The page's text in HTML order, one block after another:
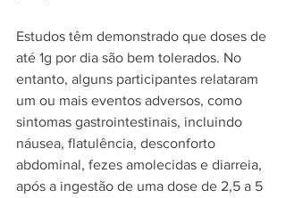
Estudos têm demonstrado que doses de
até 1g por dia são bem tolerados. No
entanto, alguns participantes relataram
um ou mais eventos adversos, como
sintomas gastrointestinais, incluindo
náusea, flatulência, desconforto
abdominal, fezes amolecidas e diarreia,
após a ingestão de uma dose de 2,5 a 5